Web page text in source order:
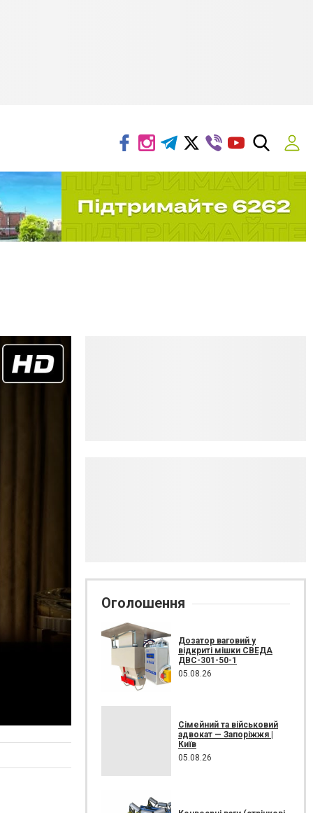
Оголошення
Дозатор ваговий у
відкриті мішки СВЕДА
ДВС-301-50-1
05.08.26
Сімейний та військовий
адвокат — Запоріжжя |
Київ
05.08.26